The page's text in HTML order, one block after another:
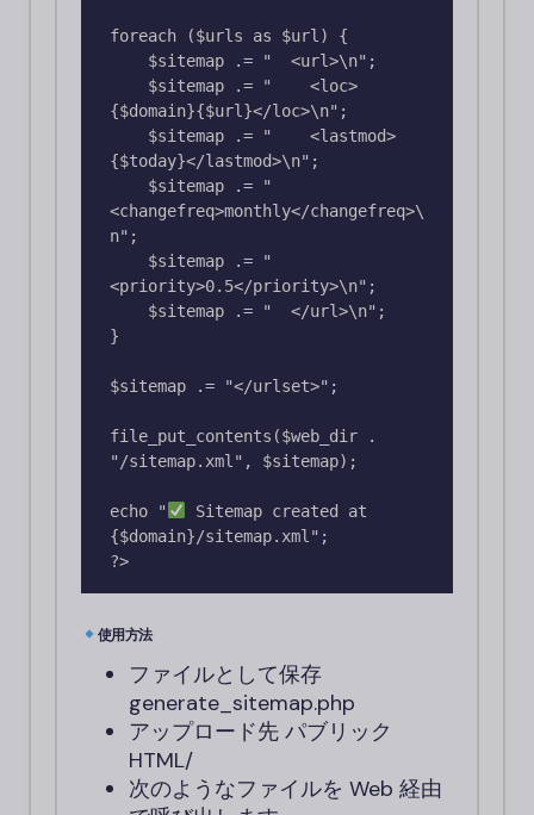
foreach ($urls as $url) {
{$domain}{$url}</loc>\n";
{$today}</lastmod>\n";
<changefreq>monthly</changefreq>\
n";
<priority>0.5</priority>\n";
}
$sitemap .= "</urlset>";
file_put_contents($web_dir .
"/sitemap.xml", $sitemap);
echo "
Sitemap created at
{$domain}/sitemap.xml";
使用方法
ファイルとして保存
generate_sitemap.php
アップロード先 パブリック
HTML/
次のようなファイルを Web 経由